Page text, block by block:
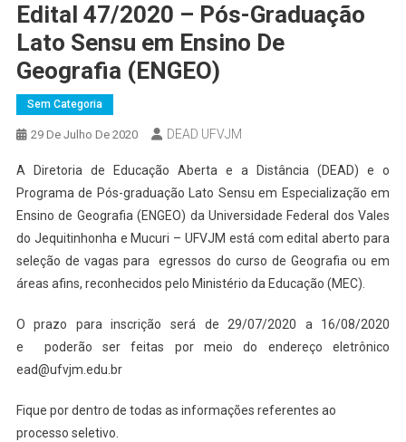
Edital 47/2020 – Pós-Graduação
Lato Sensu em Ensino De
Geografia (ENGEO)
Sem Categoria
29 De Julho De 2020 DEAD UFVJM
A Diretoria de Educação Aberta e a Distância (DEAD) e o
Programa de Pós-graduação Lato Sensu em Especialização em
Ensino de Geografia (ENGEO) da Universidade Federal dos Vales
do Jequitinhonha e Mucuri – UFVJM está com edital aberto para
seleção de vagas para egressos do curso de Geografia ou em
áreas afins, reconhecidos pelo Ministério da Educação (MEC).
O prazo para inscrição será de 29/07/2020 a 16/08/2020
e poderão ser feitas por meio do endereço eletrônico
ead@ufvjm.edu.br
Fique por dentro de todas as informações referentes ao
processo seletivo.